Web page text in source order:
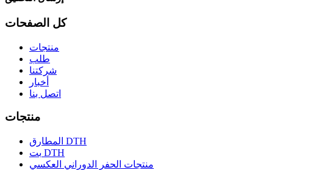
كل الصفحات
منتجات
طلب
شركتنا
أخبار
اتصل بنا
منتجات
المطارق DTH
بت DTH
منتجات الحفر الدوراني العكسي